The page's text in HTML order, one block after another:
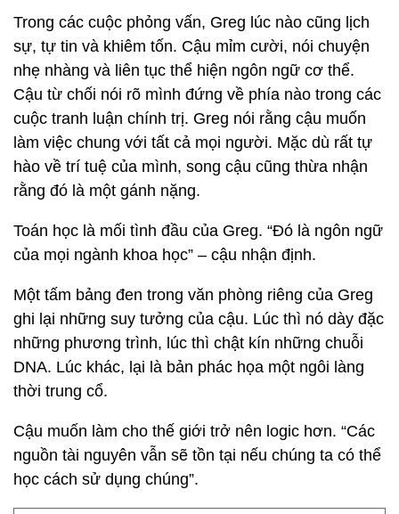
Trong các cuộc phỏng vấn, Greg lúc nào cũng lịch
sự, tự tin và khiêm tốn. Cậu mỉm cười, nói chuyện
nhẹ nhàng và liên tục thể hiện ngôn ngữ cơ thể.
Cậu từ chối nói rõ mình đứng về phía nào trong các
cuộc tranh luận chính trị. Greg nói rằng cậu muốn
làm việc chung với tất cả mọi người. Mặc dù rất tự
hào về trí tuệ của mình, song cậu cũng thừa nhận
rằng đó là một gánh nặng.
Toán học là mối tình đầu của Greg. “Đó là ngôn ngữ
của mọi ngành khoa học” – cậu nhận định.
Một tấm bảng đen trong văn phòng riêng của Greg
ghi lại những suy tưởng của cậu. Lúc thì nó dày đặc
những phương trình, lúc thì chật kín những chuỗi
DNA. Lúc khác, lại là bản phác họa một ngôi làng
thời trung cổ.
Cậu muốn làm cho thế giới trở nên logic hơn. “Các
nguồn tài nguyên vẫn sẽ tồn tại nếu chúng ta có thể
học cách sử dụng chúng”.